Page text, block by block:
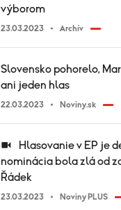
výborom
23.03.2023 Archív
Slovensko pohorelo,
ani jeden hlas
22.03.2023 Noviny.sk
nominácia bola zlá od
Řádek
23.03.2023 Noviny PLUS